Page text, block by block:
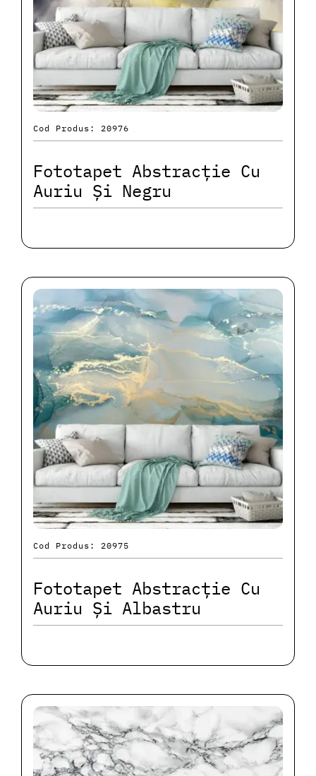
Cod Produs: 20976
Fototapet Abstracție Cu
Auriu Și Negru
Cod Produs: 20975
Fototapet Abstracție Cu
Auriu Și Albastru